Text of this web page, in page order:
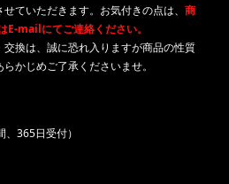
ていただきます。お気付きの点は、 商
E-mailにてご連絡ください。
換は、誠に恐れ入りますが商品の性質
かじめご了承くださいませ。
365日受付）